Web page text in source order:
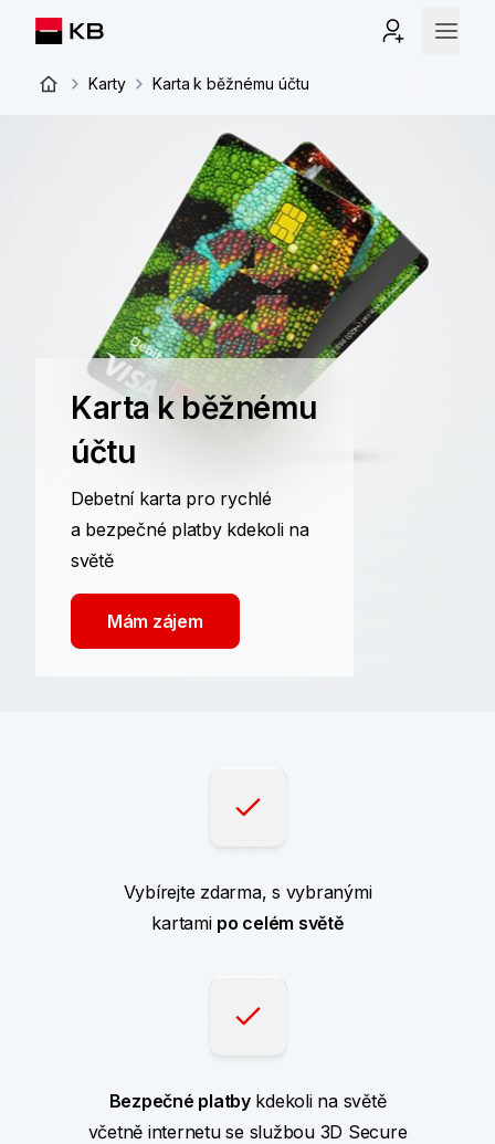
Karty Karta k běžnému účtu
Karta k běžnému
účtu
Debetní karta pro rychlé
a bezpečné platby kdekoli na
světě
Mám zájem
Vybírejte zdarma, s vybranými
kartami po celém světě
Bezpečné platbykdekoli na světě
včetně internetu se službou 3D Secure